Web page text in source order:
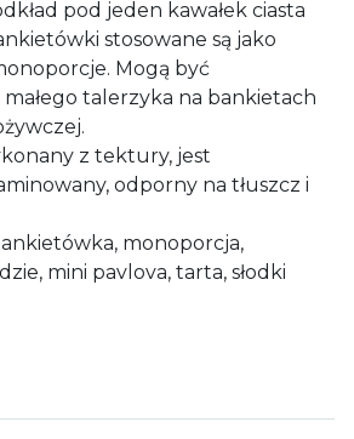
pod jeden kawałek ciasta
stosowane są jako
Mogą być
talerzyka na bankietach
z tektury, jest
odporny na tłuszcz i
monoporcja,
mini pavlova, tarta, słodki